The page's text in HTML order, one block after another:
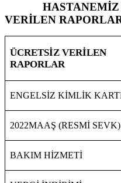
HASTANEMİZ
VERİLEN
ÜCRETSİZ VERİLEN
RAPORLAR
ENGELSİZ KİMLİK
2022MAAŞ (RESMİ SEVK)
BAKIM HİZMETİ